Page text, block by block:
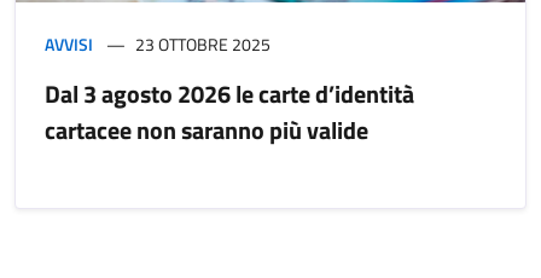
AVVISI 23 OTTOBRE 2025
Dal 3 agosto 2026 le carte d’identità
cartacee non saranno più valide